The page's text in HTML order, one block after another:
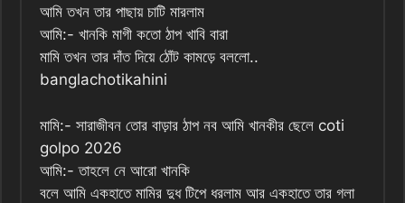
আমি তখন তার পাছায় চাটি মারলাম
আমি:- খানকি মাগী কতো ঠাপ খাবি বারা
মামি তখন তার দাঁত দিয়ে ঠোঁট কামড়ে বললো..
banglachotikahini
মামি:- সারাজীবন তোর বাড়ার ঠাপ নব আমি খানকীর ছেলে coti
golpo 2026
আমি:- তাহলে নে আরো খানকি
বলে আমি একহাতে মামির দুধ টিপে ধরলাম আর একহাতে তার গলা